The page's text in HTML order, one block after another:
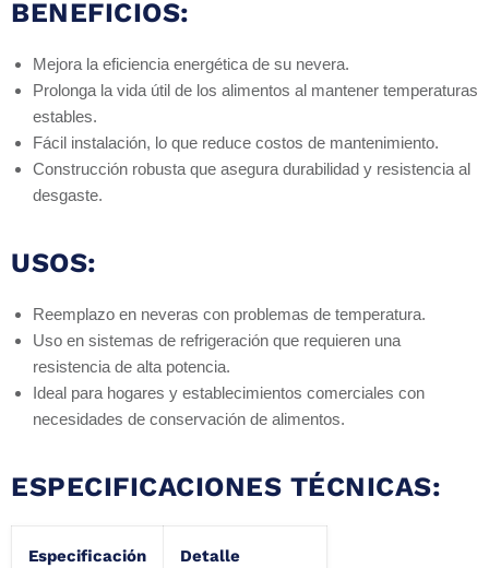
BENEFICIOS:
Mejora la eficiencia energética de su nevera.
Prolonga la vida útil de los alimentos al mantener temperaturas
estables.
Fácil instalación, lo que reduce costos de mantenimiento.
Construcción robusta que asegura durabilidad y resistencia al
desgaste.
USOS:
Reemplazo en neveras con problemas de temperatura.
Uso en sistemas de refrigeración que requieren una
resistencia de alta potencia.
Ideal para hogares y establecimientos comerciales con
necesidades de conservación de alimentos.
ESPECIFICACIONES TÉCNICAS:
Especificación Detalle